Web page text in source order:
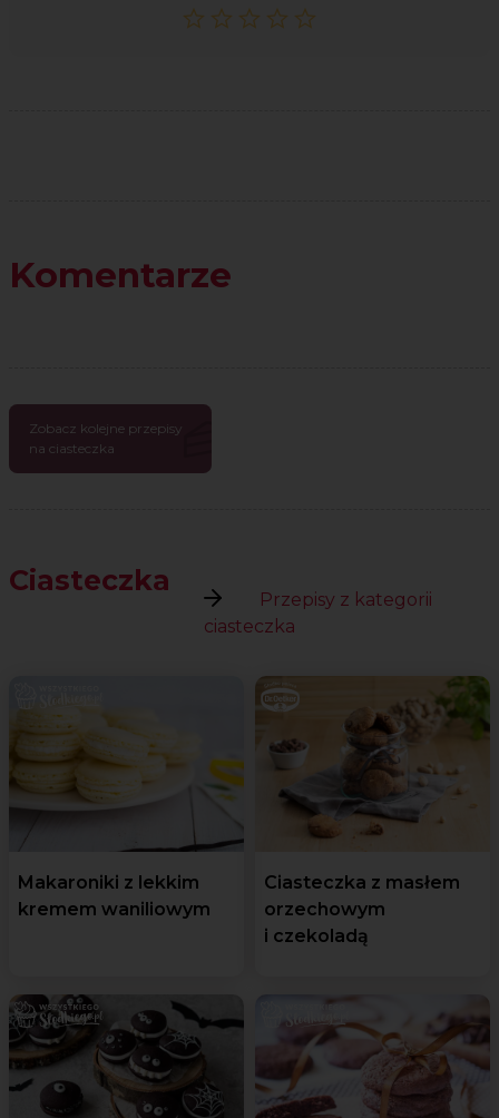
Komentarze
Zobacz kolejne przepisy
na ciasteczka
Ciasteczka
Przepisy z kategorii
ciasteczka
Makaroniki z lekkim
kremem waniliowym
Ciasteczka z masłem
orzechowym
i czekoladą